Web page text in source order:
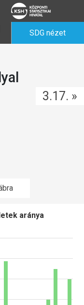
SDG nézet
3.17. »
aránya